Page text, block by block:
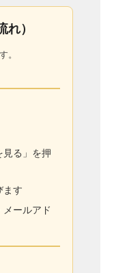
）
。
見る」を押
ます
メールアド